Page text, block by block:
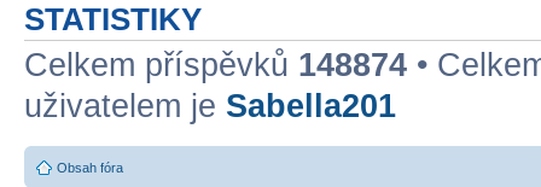
STATISTIKY
Celkem příspěvků 148874 •
uživatelem je Sabella201
Obsah fóra